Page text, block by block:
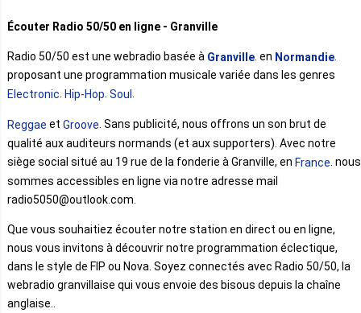
Écouter Radio 50/50 en ligne - Granville
Radio 50/50 est une webradio basée à Granville . en Normandie
proposant une programmation musicale variée dans les genres
Electronic. Hip-Hop. Soul .
Reggae et Groove . Sans publicité, nous offrons un son brut de
qualité aux auditeurs normands (et aux supporters). Avec notre
siège social situé au 19 rue de la fonderie à Granville, en France . nous
sommes accessibles en ligne via notre adresse mail
radio5050@outlook.com.
Que vous souhaitiez écouter notre station en direct ou en ligne,
nous vous invitons à découvrir notre programmation éclectique,
dans le style de FIP ou Nova. Soyez connectés avec Radio 50/50, la
webradio granvillaise qui vous envoie des bisous depuis la chaîne
anglaise..